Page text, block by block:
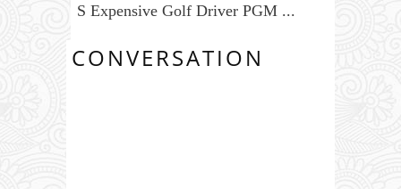
S Expensive Golf Driver PGM ...
CONVERSATION